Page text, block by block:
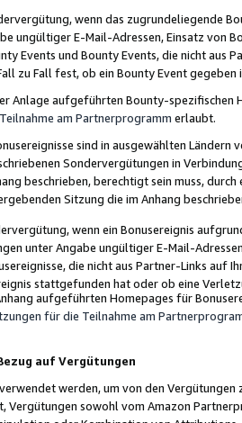
wenn das zugrundeliegende
ungültiger E-Mail-Adressen, Einsatz von
Events und Bounty Events, die nicht
zu Fall fest, ob ein Bounty Event
Anlage aufgeführten Bounty-spezifischen
am Partnerprogramm erlaubt.
sind in ausgewählten Ländern
Sondervergütungen in
beschrieben, berechtigt sein muss,
Sitzung die im Anhang
wenn ein Bonusereignis
unter Angabe ungültiger E-Mail-
die nicht aus Partner-Links auf
stattgefunden hat oder ob eine
aufgeführten Homepages für
für die Teilnahme am
auf Vergütungen
werden, um von den
Vergütungen sowohl vom Amazon